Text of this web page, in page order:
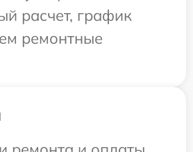
расчет, график
ремонтные